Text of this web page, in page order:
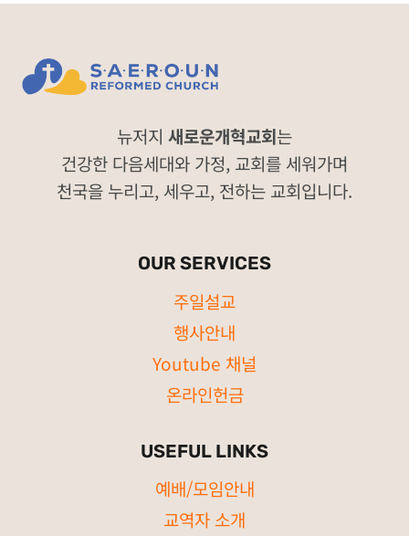
뉴저지 새로운개혁교회는
건강한 다음세대와 가정, 교회를 세워가며
천국을 누리고, 세우고, 전하는 교회입니다.
OUR SERVICES
주일설교
행사안내
Youtube 채널
온라인헌금
USEFUL LINKS
예배/모임안내
교역자 소개